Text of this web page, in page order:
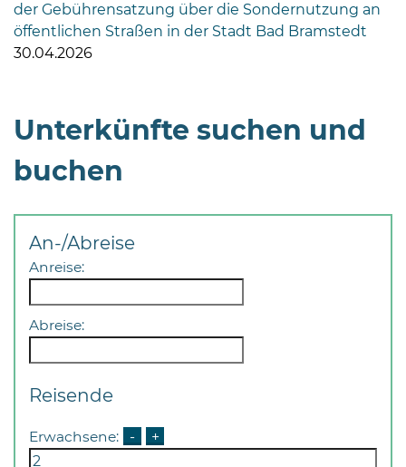
Uhr
und
14
Uhr
sowie
außerhalb
nach
Vereinbarung.
der Gebührensatzung über die Sondernutzung an
öffentlichen Straßen in der Stadt Bad Bramstedt
30.04.2026
Unterkünfte suchen und
buchen
An-/Abreise
Anreise:
Abreise:
Reisende
Erwachsene: - +